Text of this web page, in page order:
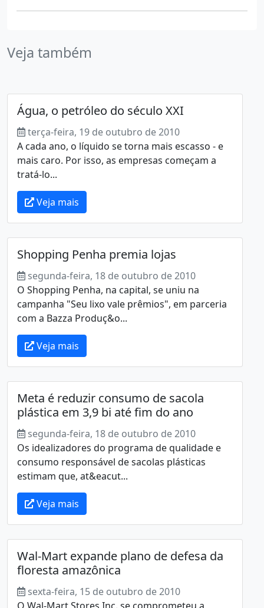
Veja também
Água, o petróleo do século XXI
terça-feira, 19 de outubro de 2010
A cada ano, o líquido se torna mais escasso - e
mais caro. Por isso, as empresas começam a
tratá-lo...
Veja mais
Shopping Penha premia lojas
segunda-feira, 18 de outubro de 2010
O Shopping Penha, na capital, se uniu na
campanha "Seu lixo vale prêmios", em parceria
com a Bazza Produç&o...
Veja mais
Meta é reduzir consumo de sacola
plástica em 3,9 bi até fim do ano
segunda-feira, 18 de outubro de 2010
Os idealizadores do programa de qualidade e
consumo responsável de sacolas plásticas
estimam que, at&eacut...
Veja mais
Wal-Mart expande plano de defesa da
floresta amazônica
sexta-feira, 15 de outubro de 2010